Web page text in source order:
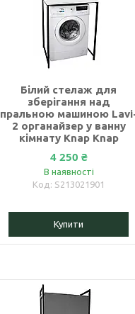
Білий стелаж для
зберігання над
пральною машиною
2 органайзер у ванну
кімнату Knap Knap
4 250 ₴
В наявності
S213021901
Купити